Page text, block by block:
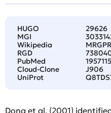
HUGO
29626
MGI
Wikipedia
RGD
PubMed
Cloud-Clone
J906
UniProt
Dong et al. (2001)